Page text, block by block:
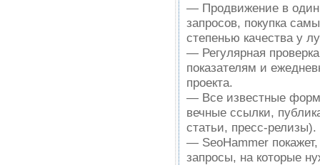
— Продвижение в один
запросов, покупка
степенью качества у
— Регулярная
показателям и
проекта.
— Все известные
вечные ссылки,
статьи, пресс-релизы).
— SeoHammer
запросы, на которые